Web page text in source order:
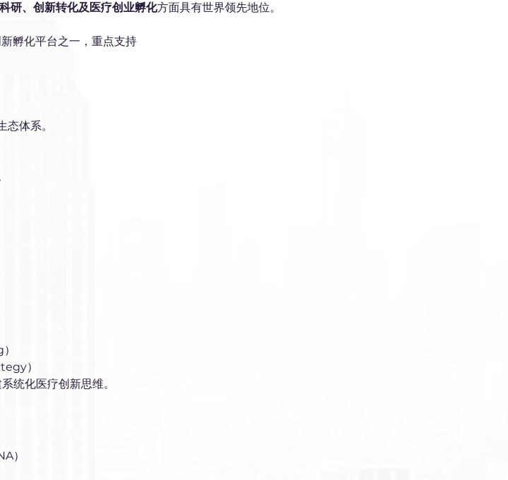
研、创新转化及医疗创业孵化方面具有世界领先地位。
孵化平台之一，重点支持
体系。
）
统化医疗创新思维。
）